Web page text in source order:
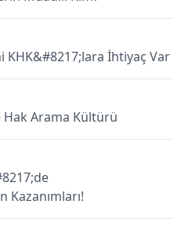
KHK&#8217;lara İhtiyaç Var
Arama Kültürü